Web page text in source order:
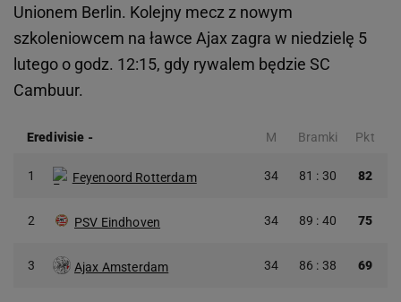
Unionem Berlin. Kolejny mecz z nowym
szkoleniowcem na ławce Ajax zagra w niedzielę 5
lutego o godz. 12:15, gdy rywalem będzie SC
Cambuur.
Eredivisie - M Bramki Pkt
1 Feyenoord Rotterdam 34 81 : 30 82
2 PSV Eindhoven 34 89 : 40 75
3 Ajax Amsterdam 34 86 : 38 69